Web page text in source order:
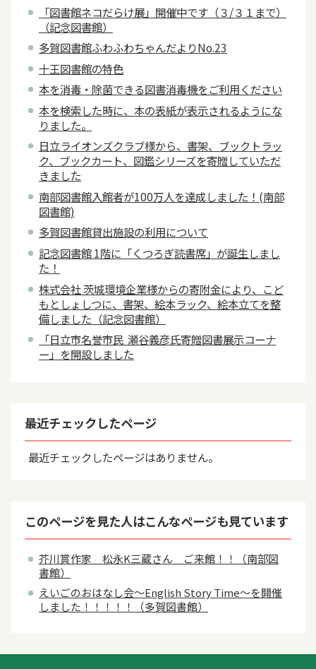
「図書館ネコだらけ展」開催中です（３/３１まで）
（記念図書館）
多賀図書館ふわふわちゃんだよりNo.23
十王図書館の特色
本を消毒・除菌できる図書消毒機をご利用ください
本を検索した時に、本の表紙が表示されるようにな
りました。
日立ライオンズクラブ様から、書架、ブックトラッ
ク、ブックカート、図鑑シリーズを寄贈していただ
きました
南部図書館入館者が100万人を達成しました！(南部
図書館)
多賀図書館貸出施設の利用について
記念図書館 1階に「くつろぎ読書席」が誕生しまし
た！
株式会社 茨城環境企業様からの寄附金により、こど
もとしょしつに、書架、絵本ラック、絵本立てを整
備しました（記念図書館）
「日立市名誉市民 瀬谷義彦氏寄贈図書展示コーナ
ー」を開設しました
最近チェックしたページ
最近チェックしたページはありません。
このページを見た人はこんなページも見ています
芥川賞作家 松永K三蔵さん ご来館！！（南部図
書館）
えいごのおはなし会～English Story Time～を開催
しました！！！！！（多賀図書館）